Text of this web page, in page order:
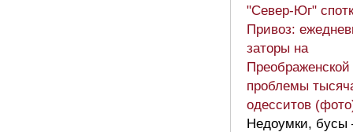
"Север-Юг"
Привоз:
заторы на
проблемы
одесситов
Недоумки,